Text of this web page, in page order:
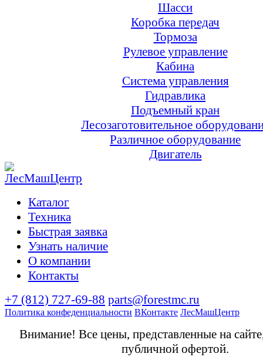
Шасси
Коробка передач
Тормоза
Рулевое управление
Кабина
Система управления
Гидравлика
Подъемный кран
Лесозаготовительное
Различное оборудование
Двигатель
Каталог
Техника
Быстрая заявка
Узнать наличие
О компании
Контакты
+7 (812) 727-69-88 parts@forestmc.ru
Политика конфеденциальности ВКонтакте ЛесМашЦентр
Внимание! Все цены, представленные на
публичной офертой.